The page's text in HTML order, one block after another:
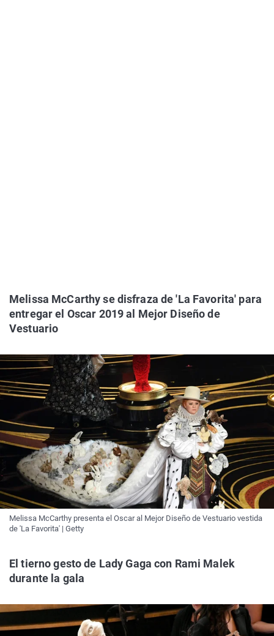
Melissa McCarthy se disfraza de 'La Favorita' para
entregar el Oscar 2019 al Mejor Diseño de
Vestuario
Melissa McCarthy presenta el Oscar al Mejor Diseño de Vestuario vestida
de 'La Favorita' | Getty
El tierno gesto de Lady Gaga con Rami Malek
durante la gala